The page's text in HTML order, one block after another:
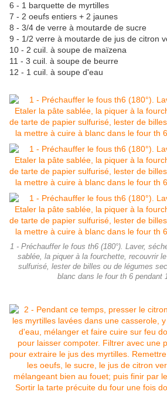
6 - 1 barquette de myrtilles
7 - 2 oeufs entiers + 2 jaunes
8 - 3/4 de verre à moutarde de sucre
9 - 1/2 verre à moutarde de jus de citron
10 - 2 cuil. à soupe de maïzena
11 - 3 cuil. à soupe de beurre
12 - 1 cuil. à soupe d'eau
1 - Préchauffer le fous th6 (180°). Laver,
sablée, la piquer à la fourchette, recouvrir
sulfurisé, lester de billes ou de légumes
blanc dans le four th 6 pendant